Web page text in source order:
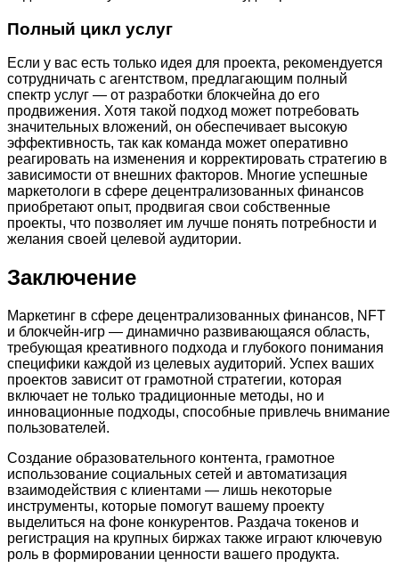
Полный цикл услуг
Если у вас есть только идея для проекта, рекомендуется
сотрудничать с агентством, предлагающим полный
спектр услуг — от разработки блокчейна до его
продвижения. Хотя такой подход может потребовать
значительных вложений, он обеспечивает высокую
эффективность, так как команда может оперативно
реагировать на изменения и корректировать стратегию в
зависимости от внешних факторов. Многие успешные
маркетологи в сфере децентрализованных финансов
приобретают опыт, продвигая свои собственные
проекты, что позволяет им лучше понять потребности и
желания своей целевой аудитории.
Заключение
Маркетинг в сфере децентрализованных финансов, NFT
и блокчейн-игр — динамично развивающаяся область,
требующая креативного подхода и глубокого понимания
специфики каждой из целевых аудиторий. Успех ваших
проектов зависит от грамотной стратегии, которая
включает не только традиционные методы, но и
инновационные подходы, способные привлечь внимание
пользователей.
Создание образовательного контента, грамотное
использование социальных сетей и автоматизация
взаимодействия с клиентами — лишь некоторые
инструменты, которые помогут вашему проекту
выделиться на фоне конкурентов. Раздача токенов и
регистрация на крупных биржах также играют ключевую
роль в формировании ценности вашего продукта.